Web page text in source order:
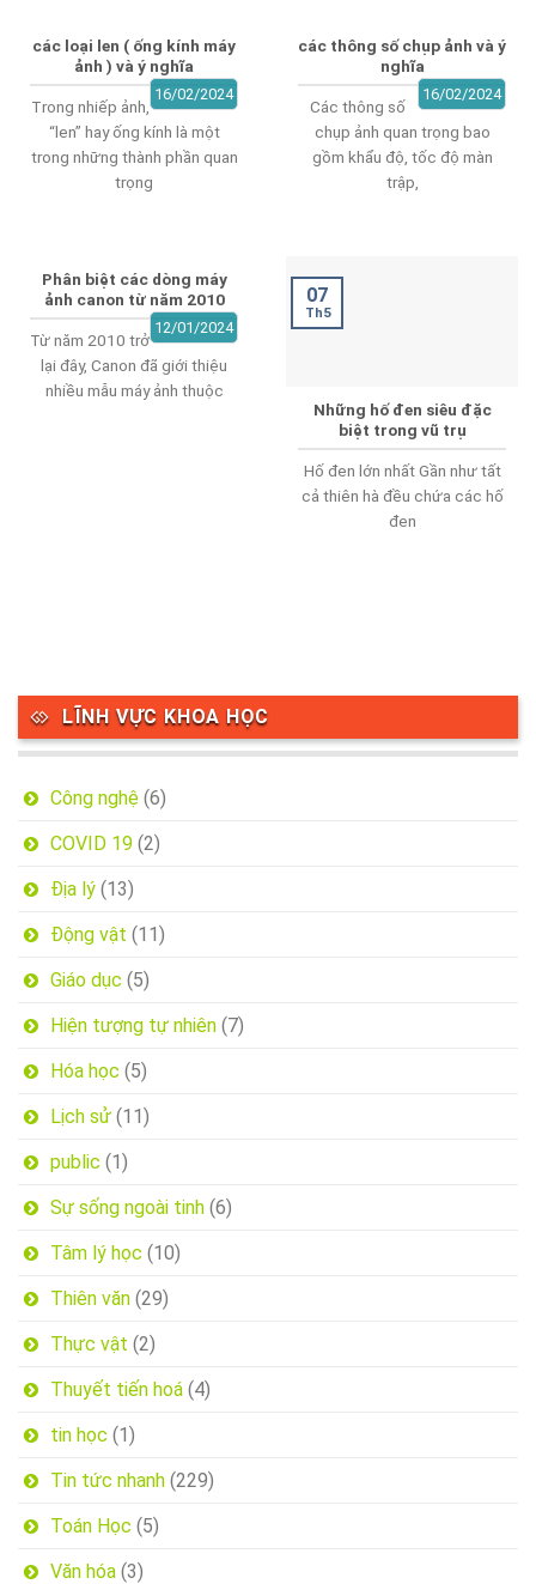
các loại len ( ống kính máy
ảnh ) và ý nghĩa
16/02/2024
Trong nhiếp ảnh,
“len” hay ống kính là một
trong những thành phần quan
trọng
các thông số chụp ảnh và ý
nghĩa
16/02/2024
Các thông số
chụp ảnh quan trọng bao
gồm khẩu độ, tốc độ màn
trập,
Phân biệt các dòng máy
ảnh canon từ năm 2010
12/01/2024
Từ năm 2010 trở
lại đây, Canon đã giới thiệu
nhiều mẫu máy ảnh thuộc
Những hố đen siêu đặc
biệt trong vũ trụ
Hố đen lớn nhất Gần như tất
cả thiên hà đều chứa các hố
đen
07
Th5
LĨNH VỰC KHOA HỌC
Công nghệ (6)
COVID 19 (2)
Địa lý (13)
Động vật (11)
Giáo dục (5)
Hiện tượng tự nhiên (7)
Hóa học (5)
Lịch sử (11)
public (1)
Sự sống ngoài tinh (6)
Tâm lý học (10)
Thiên văn (29)
Thực vật (2)
Thuyết tiến hoá (4)
tin học (1)
Tin tức nhanh (229)
Toán Học (5)
Văn hóa (3)